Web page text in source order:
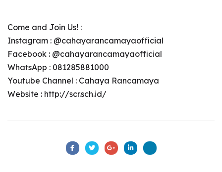
Come and Join Us! :
Instagram : @cahayarancamayaofficial
Facebook : @cahayarancamayaofficial
WhatsApp : 081285881000
Youtube Channel : Cahaya Rancamaya
Website : http://scr.sch.id/